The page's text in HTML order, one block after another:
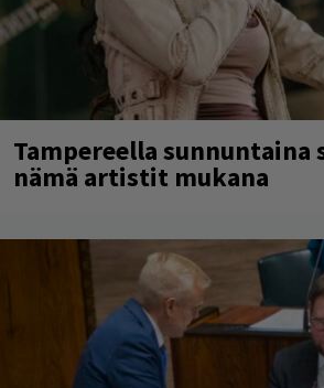
Tampereella sunnuntaina
nämä artistit mukana